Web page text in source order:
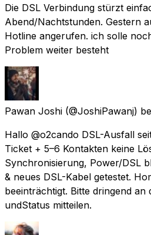
Die DSL Verbindung stürzt
Abend/Nachtstunden. Gestern
Hotline angerufen. ich solle
Problem weiter besteht
Pawan Joshi (@JoshiPawanj)
Hallo @o2cando DSL-Ausfall
Ticket + 5–6 Kontakten keine
Synchronisierung, Power/DSL
& neues DSL-Kabel getestet.
beeinträchtigt. Bitte dringend an
undStatus mitteilen.